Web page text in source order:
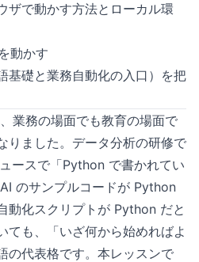
ザで動かす方法とローカル環
動かす
基礎と業務自動化の入口）を把
業務の場面でも教育の場面で
りました。データ分析の研修で
ースで「Python で書かれてい
のサンプルコードが Python
動化スクリプトが Python だと
も、「いざ何から始めればよ
の代表格です。本レッスンで